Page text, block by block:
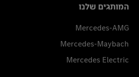
המותגים שלנו
Mercedes-AMG
Mercedes-Maybach
Mercedes Electric